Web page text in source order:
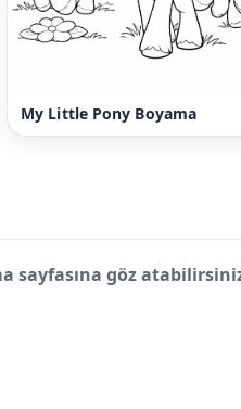
My Little Pony Boyama
sayfasına göz